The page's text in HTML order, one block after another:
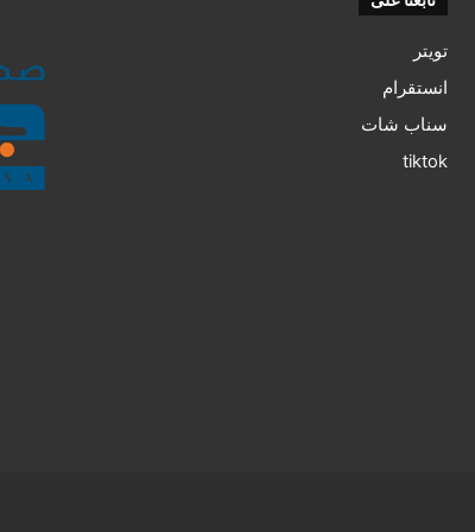
تويتر
انستقرام
سناب شات
tiktok